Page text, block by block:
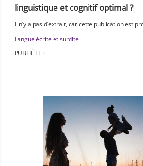
linguistique et cognitif optimal ?
Il n’y a pas d’extrait, car cette publication est
Langue écrite et surdité
PUBLIÉ LE :